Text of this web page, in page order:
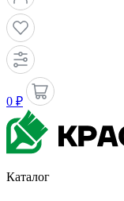
0 ₽
Каталог